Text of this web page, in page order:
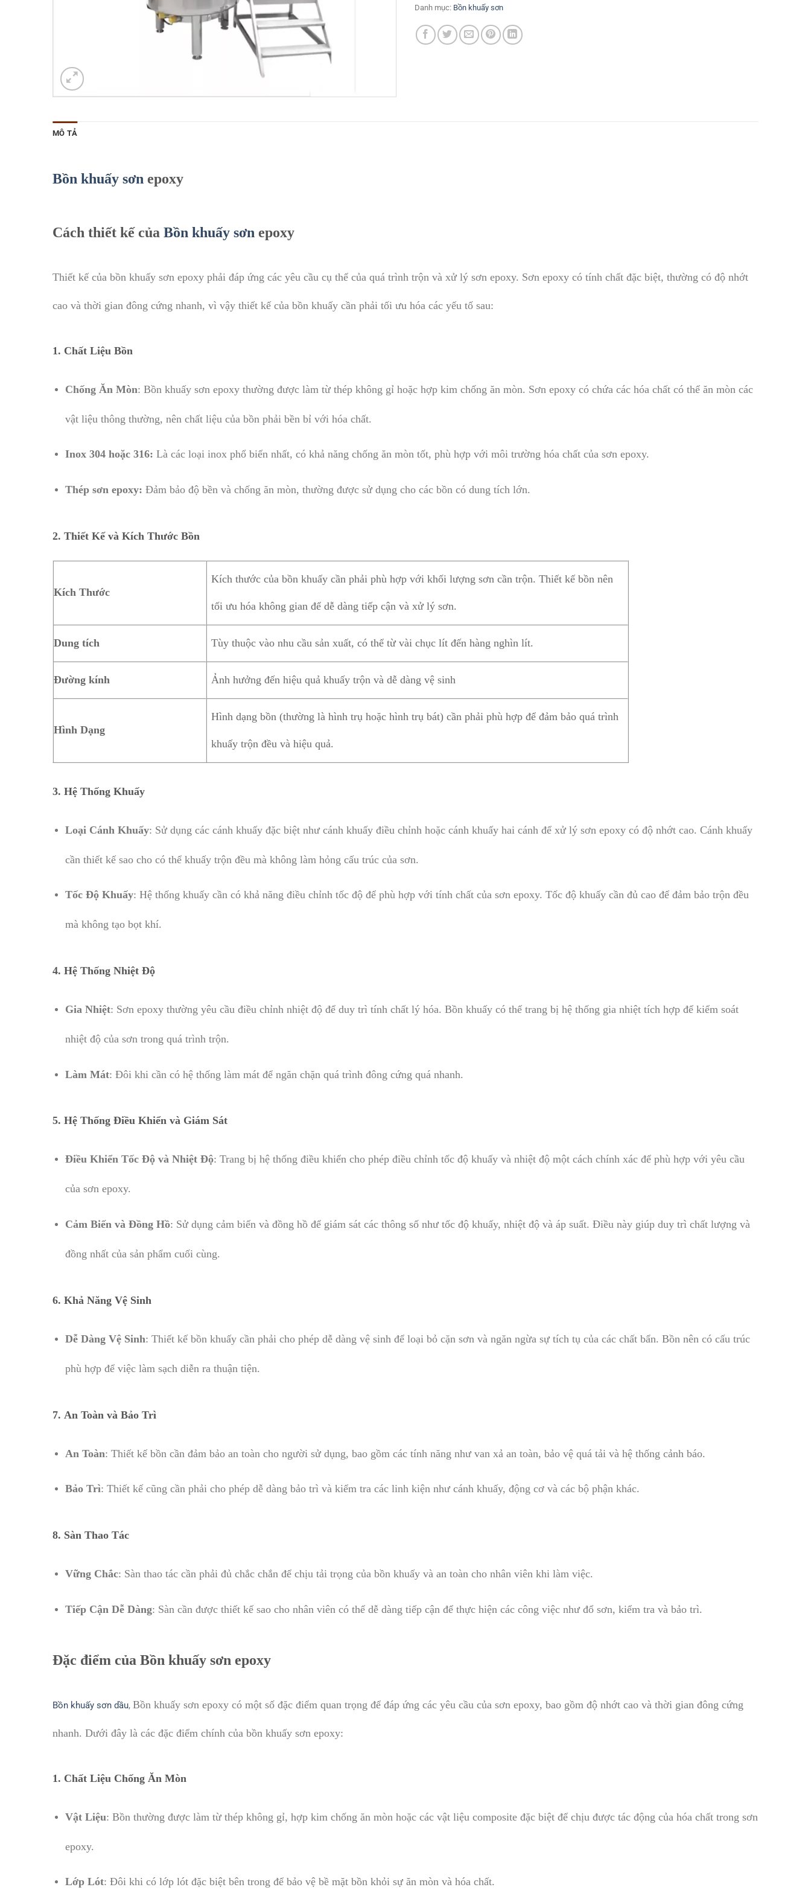
Danh mục: Bồn khuấy sơn
MÔ TẢ
Bồn khuấy sơn epoxy
Cách thiết kế của Bồn khuấy sơn epoxy
Thiết kế của bồn khuấy sơn epoxy phải đáp ứng các yêu cầu cụ thể của quá trình trộn và xử lý sơn epoxy. Sơn epoxy có tính chất đặc biệt, thường có độ nhớt
cao và thời gian đông cứng nhanh, vì vậy thiết kế của bồn khuấy cần phải tối ưu hóa các yếu tố sau:
1. Chất Liệu Bồn
Chống Ăn Mòn: Bồn khuấy sơn epoxy thường được làm từ thép không gỉ hoặc hợp kim chống ăn mòn. Sơn epoxy có chứa các hóa chất có thể ăn mòn các
vật liệu thông thường, nên chất liệu của bồn phải bền bỉ với hóa chất.
Inox 304 hoặc 316: Là các loại inox phổ biến nhất, có khả năng chống ăn mòn tốt, phù hợp với môi trường hóa chất của sơn epoxy.
Thép sơn epoxy: Đảm bảo độ bền và chống ăn mòn, thường được sử dụng cho các bồn có dung tích lớn.
2. Thiết Kế và Kích Thước Bồn
Kích Thước
Kích thước của bồn khuấy cần phải phù hợp với khối lượng sơn cần trộn. Thiết kế bồn nên
tối ưu hóa không gian để dễ dàng tiếp cận và xử lý sơn.
Dung tích Tùy thuộc vào nhu cầu sản xuất, có thể từ vài chục lít đến hàng nghìn lít.
Đường kính Ảnh hưởng đến hiệu quả khuấy trộn và dễ dàng vệ sinh
Hình Dạng
Hình dạng bồn (thường là hình trụ hoặc hình trụ bát) cần phải phù hợp để đảm bảo quá trình
khuấy trộn đều và hiệu quả.
3. Hệ Thống Khuấy
Loại Cánh Khuấy: Sử dụng các cánh khuấy đặc biệt như cánh khuấy điều chỉnh hoặc cánh khuấy hai cánh để xử lý sơn epoxy có độ nhớt cao. Cánh khuấy
cần thiết kế sao cho có thể khuấy trộn đều mà không làm hỏng cấu trúc của sơn.
Tốc Độ Khuấy: Hệ thống khuấy cần có khả năng điều chỉnh tốc độ để phù hợp với tính chất của sơn epoxy. Tốc độ khuấy cần đủ cao để đảm bảo trộn đều
mà không tạo bọt khí.
4. Hệ Thống Nhiệt Độ
Gia Nhiệt: Sơn epoxy thường yêu cầu điều chỉnh nhiệt độ để duy trì tính chất lý hóa. Bồn khuấy có thể trang bị hệ thống gia nhiệt tích hợp để kiểm soát
nhiệt độ của sơn trong quá trình trộn.
Làm Mát: Đôi khi cần có hệ thống làm mát để ngăn chặn quá trình đông cứng quá nhanh.
5. Hệ Thống Điều Khiển và Giám Sát
Điều Khiển Tốc Độ và Nhiệt Độ: Trang bị hệ thống điều khiển cho phép điều chỉnh tốc độ khuấy và nhiệt độ một cách chính xác để phù hợp với yêu cầu
của sơn epoxy.
Cảm Biến và Đồng Hồ: Sử dụng cảm biến và đồng hồ để giám sát các thông số như tốc độ khuấy, nhiệt độ và áp suất. Điều này giúp duy trì chất lượng và
đồng nhất của sản phẩm cuối cùng.
6. Khả Năng Vệ Sinh
Dễ Dàng Vệ Sinh: Thiết kế bồn khuấy cần phải cho phép dễ dàng vệ sinh để loại bỏ cặn sơn và ngăn ngừa sự tích tụ của các chất bẩn. Bồn nên có cấu trúc
phù hợp để việc làm sạch diễn ra thuận tiện.
7. An Toàn và Bảo Trì
An Toàn: Thiết kế bồn cần đảm bảo an toàn cho người sử dụng, bao gồm các tính năng như van xả an toàn, bảo vệ quá tải và hệ thống cảnh báo.
Bảo Trì: Thiết kế cũng cần phải cho phép dễ dàng bảo trì và kiểm tra các linh kiện như cánh khuấy, động cơ và các bộ phận khác.
8. Sàn Thao Tác
Vững Chắc: Sàn thao tác cần phải đủ chắc chắn để chịu tải trọng của bồn khuấy và an toàn cho nhân viên khi làm việc.
Tiếp Cận Dễ Dàng: Sàn cần được thiết kế sao cho nhân viên có thể dễ dàng tiếp cận để thực hiện các công việc như đổ sơn, kiểm tra và bảo trì.
Đặc điểm của Bồn khuấy sơn epoxy
Bồn khuấy sơn dầu, Bồn khuấy sơn epoxy có một số đặc điểm quan trọng để đáp ứng các yêu cầu của sơn epoxy, bao gồm độ nhớt cao và thời gian đông cứng
nhanh. Dưới đây là các đặc điểm chính của bồn khuấy sơn epoxy:
1. Chất Liệu Chống Ăn Mòn
Vật Liệu: Bồn thường được làm từ thép không gỉ, hợp kim chống ăn mòn hoặc các vật liệu composite đặc biệt để chịu được tác động của hóa chất trong sơn
epoxy.
Lớp Lót: Đôi khi có lớp lót đặc biệt bên trong để bảo vệ bề mặt bồn khỏi sự ăn mòn và hóa chất.